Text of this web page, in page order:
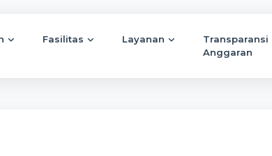
Fasilitas Layanan
Transparansi
Anggaran